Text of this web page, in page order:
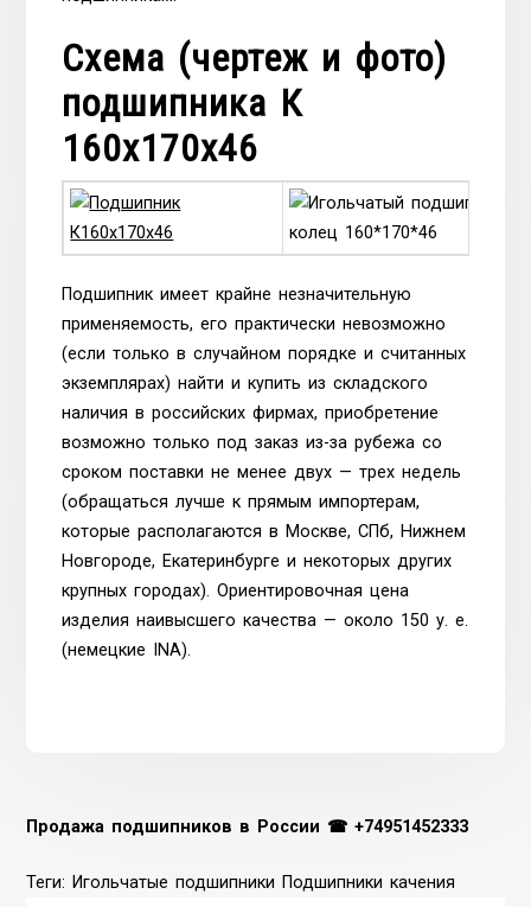
Схема (чертеж и фото)
подшипника К
160х170х46
Подшипник имеет крайне незначительную
применяемость, его практически невозможно
(если только в случайном порядке и считанных
экземплярах) найти и купить из складского
наличия в российских фирмах, приобретение
возможно только под заказ из-за рубежа со
сроком поставки не менее двух — трех недель
(обращаться лучше к прямым импортерам,
которые располагаются в Москве, СПб, Нижнем
Новгороде, Екатеринбурге и некоторых других
крупных городах). Ориентировочная цена
изделия наивысшего качества — около 150 у. е.
(немецкие INA).
Продажа подшипников в России ☎+74951452333
Теги: Игольчатые подшипники Подшипники качения